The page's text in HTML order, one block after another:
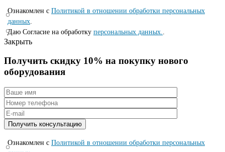
Ознакомлен с Политикой в отношении обработки персональных
данных
Даю Согласие на обработку персональных данных.
Закрыть
Получить скидку 10% на покупку нового
оборудования
Ознакомлен с Политикой в отношении обработки персональных